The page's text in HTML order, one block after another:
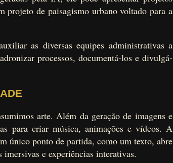
projeto de paisagismo urbano voltado para a
as diversas equipes administrativas a
processos, documentá-los e divulgá-
arte. Além da geração de imagens e
para criar música, animações e vídeos. A
único ponto de partida, como um texto, abre
e experiências interativas.